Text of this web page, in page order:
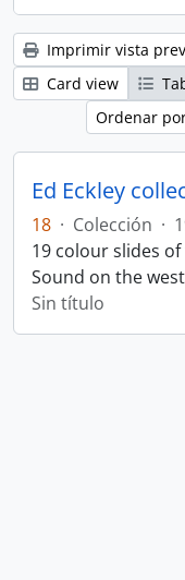
Imprimir vista
Card view
Ordenar
Ed Eckley
18 · Colección ·
19 colour slides
Sound on the
Sin título